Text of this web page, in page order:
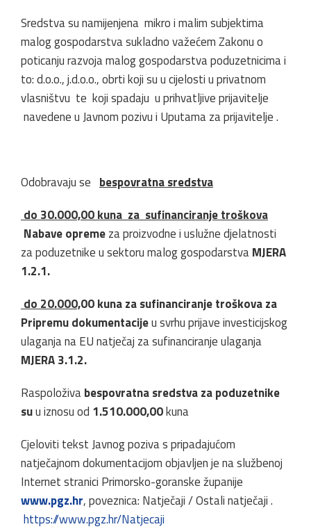
Sredstva su namijenjena mikro i malim subjektima
malog gospodarstva sukladno važećem Zakonu o
poticanju razvoja malog gospodarstva poduzetnicima i
to: d.o.o., j.d.o.o., obrti koji su u cijelosti u privatnom
vlasništvu te koji spadaju u prihvatljive prijavitelje
navedene u Javnom pozivu i Uputama za prijavitelje .
Odobravaju se bespovratna sredstva
do 30.000,00 kuna za sufinanciranje troškova
Nabave opremeza proizvodne i uslužne djelatnosti
za poduzetnike u sektoru malog gospodarstvaMJERA
1.2.1.
do 20.000,00 kuna za sufinanciranje troškova za
Pripremu dokumentacijeu svrhu prijave investicijskog
ulaganja na EU natječaj za sufinanciranje ulaganja
MJERA 3.1.2.
Raspoloživabespovratna sredstva za poduzetnike
suu iznosu od 1.510.000,00kuna
Cjeloviti tekst Javnog poziva s pripadajućom
natječajnom dokumentacijom objavljen je na službenoj
Internet stranici Primorsko-goranske županije
www.pgz.hr, poveznica: Natječaji / Ostali natječaji .
https://www.pgz.hr/Natjecaji